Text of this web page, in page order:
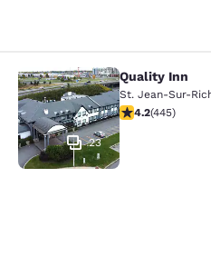
Quality Inn
23
Quality Inn
St. Jean-Sur-
4.18 étoiles. Très
4.2(445)